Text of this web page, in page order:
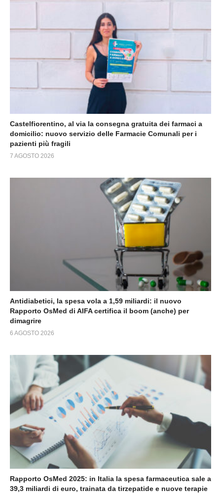
Castelfiorentino, al via la consegna gratuita dei farmaci a
domicilio: nuovo servizio delle Farmacie Comunali per i
pazienti più fragili
7 AGOSTO 2026
Antidiabetici, la spesa vola a 1,59 miliardi: il nuovo
Rapporto OsMed di AIFA certifica il boom (anche) per
dimagrire
6 AGOSTO 2026
Rapporto OsMed 2025: in Italia la spesa farmaceutica sale a
39,3 miliardi di euro, trainata da tirzepatide e nuove terapie